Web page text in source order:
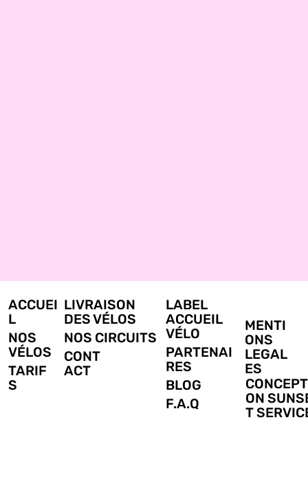
ACCUEI
L
NOS
VÉLOS
TARIF
S
LIVRAISON
DES VÉLOS
NOS CIRCUITS
CONT
ACT
LABEL
ACCUEIL
VÉLO
PARTENAI
RES
F.A.Q
BLOG
MENTI
ONS
LEGAL
ES
ON
T